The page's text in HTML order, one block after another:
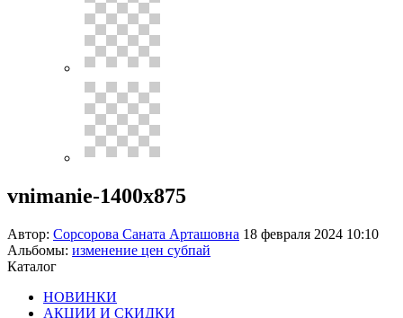
vnimanie-1400x875
Автор: Сорсорова Саната Арташовна 18 февраля 2024 10:10
Альбомы: изменение цен субпай
Каталог
НОВИНКИ
АКЦИИ И СКИДКИ